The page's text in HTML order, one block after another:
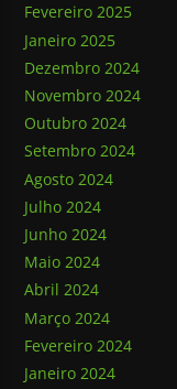
Fevereiro 2025
Janeiro 2025
Dezembro 2024
Novembro 2024
Outubro 2024
Setembro 2024
Agosto 2024
Julho 2024
Junho 2024
Maio 2024
Abril 2024
Março 2024
Fevereiro 2024
Janeiro 2024